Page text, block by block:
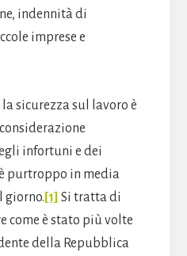
indennità di
imprese e
sicurezza sul lavoro è
infortuni e dei
purtroppo in media
giorno. [1] Si tratta di
come è stato più volte
della Repubblica